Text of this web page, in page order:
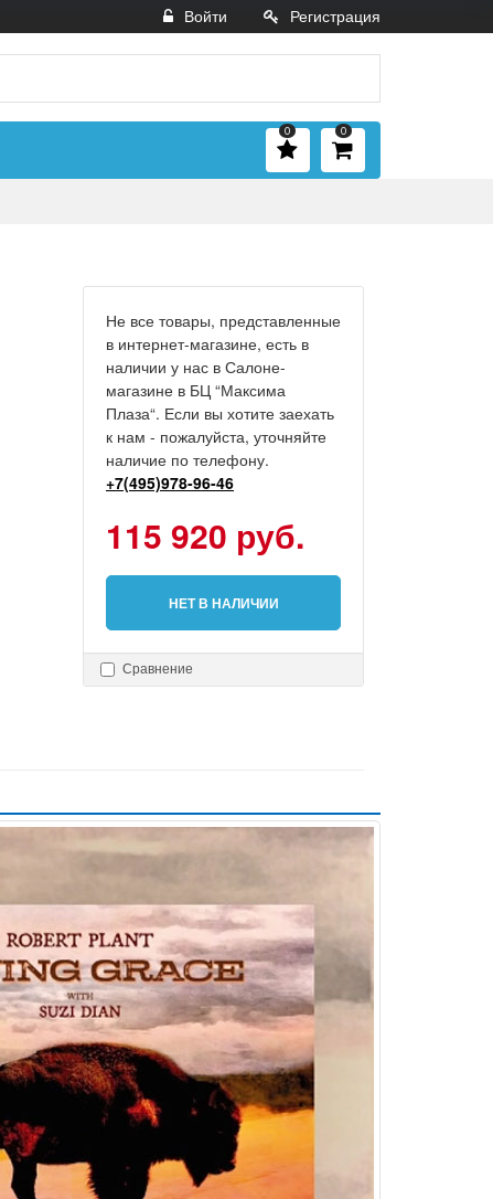
Войти Регистрация
0
0
Не все товары, представленные
в интернет-магазине, есть в
наличии у нас в Салоне-
магазине в БЦ “Максима
Плаза“. Если вы хотите заехать
к нам - пожалуйста, уточняйте
наличие по телефону.
+7(495)978-96-46
115 920 руб.
НЕТ В НАЛИЧИИ
Сравнение